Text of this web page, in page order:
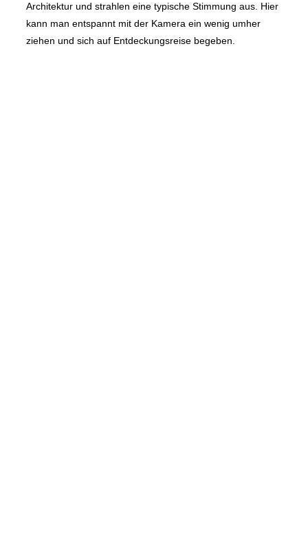
Architektur und strahlen eine typische Stimmung aus. Hier
kann man entspannt mit der Kamera ein wenig umher
ziehen und sich auf Entdeckungsreise begeben.